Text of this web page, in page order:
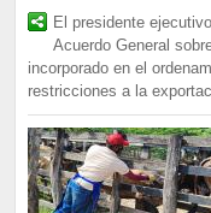
El presidente
Acuerdo General
incorporado en el
restricciones a la